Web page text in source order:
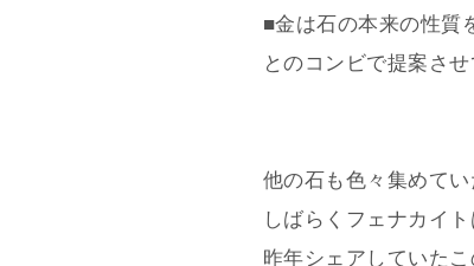
■金は石の本来の性質
とのコンビで提案さ
他の石も色々集めて
しばらくフェナカイ
昨年シェアしていた